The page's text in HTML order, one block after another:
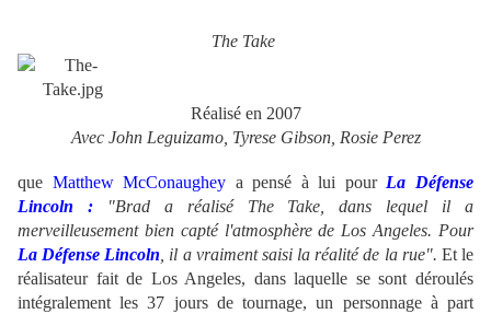
The Take
Réalisé en 2007
Avec John Leguizamo, Tyrese Gibson, Rosie Perez
que Matthew McConaughey a pensé à lui pour La Défense
Lincoln :"Brad a réalisé The Take, dans lequel il a
merveilleusement bien capté l'atmosphère de Los Angeles. Pour
La Défense Lincoln , il a vraiment saisi la réalité de la rue". Et le
réalisateur fait de Los Angeles, dans laquelle se sont déroulés
intégralement les 37 jours de tournage, un personnage à part